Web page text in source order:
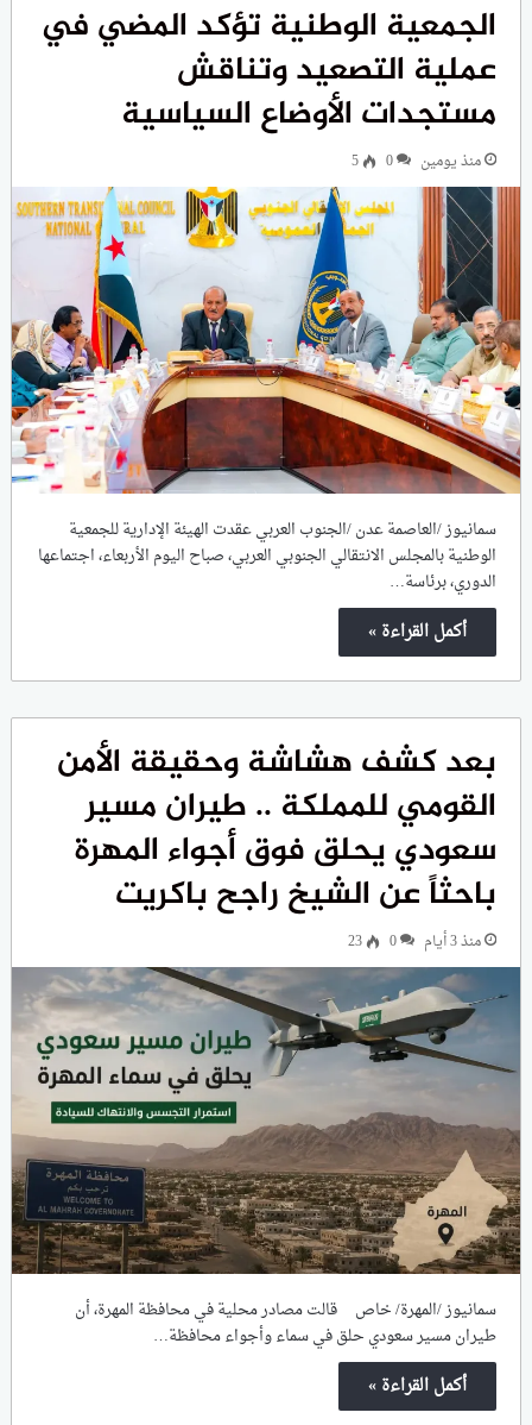
الجمعية الوطنية تؤكد المضي في
عملية التصعيد وتناقش
مستجدات الأوضاع السياسية
منذ يومين 0
5
سمانيوز /العاصمة عدن /الجنوب العربي عقدت الهيئة الإدارية للجمعية
الوطنية بالمجلس الانتقالي الجنوبي العربي، صباح اليوم الأربعاء، اجتماعها
الدوري، برئاسة…
أكمل القراءة »
بعد كشف هشاشة وحقيقة الأمن
القومي للمملكة .. طيران مسير
سعودي يحلق فوق أجواء المهرة
باحثاً عن الشيخ راجح باكريت
منذ 3 أيام 0
23
سمانيوز /المهرة/ خاص قالت مصادر محلية في محافظة المهرة، أن
طيران مسير سعودي حلق في سماء وأجواء محافظة…
أكمل القراءة »